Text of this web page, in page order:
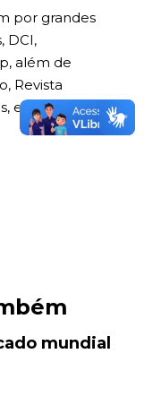
por grandes
DCI,
além de
Revista
entre
mundial